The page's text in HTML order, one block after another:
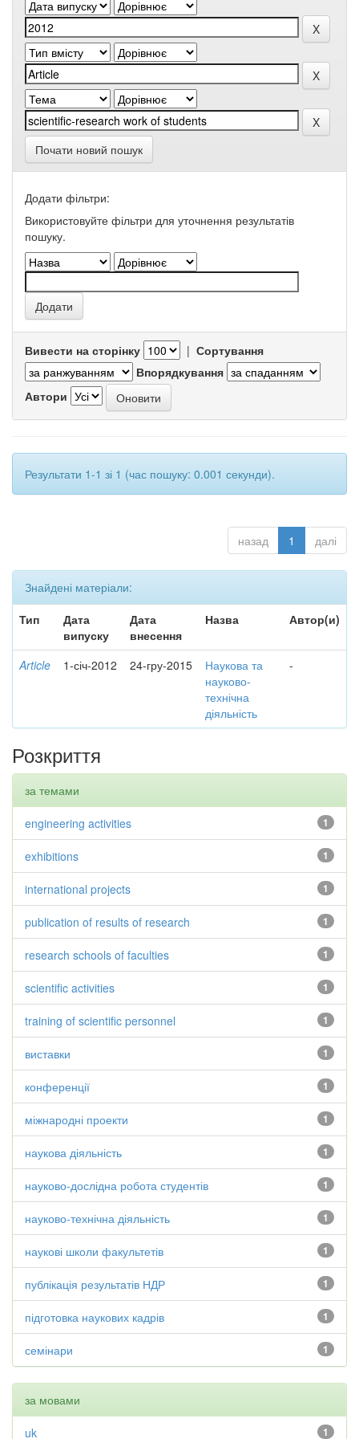
Почати новий пошук
Додати фільтри:
Використовуйте фільтри для уточнення результатів
пошуку.
Вивести на сторінку | Сортування
Впорядкування
Автори
Результати 1-1 зі 1 (час пошуку: 0.001 секунди).
назад 1 далі
Знайдені матеріали:
Тип
Дата
випуску
Дата
внесення
Назва Автор(и)
Article 1-січ-2012 24-гру-2015
Наукова та
науково-
технічна
діяльність
-
Розкриття
за темами
1
engineering activities
1
exhibitions
1
international projects
1
publication of results of research
1
research schools of faculties
1
scientific activities
1
training of scientific personnel
1
виставки
1
конференції
1
міжнародні проекти
1
наукова діяльність
1
науково-дослідна робота студентів
1
науково-технічна діяльність
1
наукові школи факультетів
1
публікація результатів НДР
1
підготовка наукових кадрів
1
семінари
за мовами
1
uk